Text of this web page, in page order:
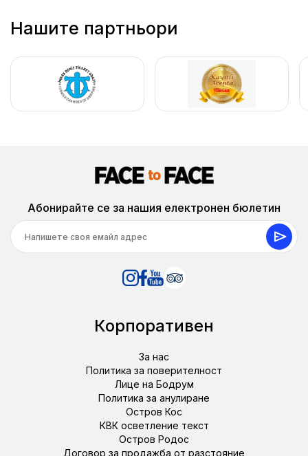
Нашите партньори
Абонирайте се за нашия електронен бюлетин
Корпоративен
За нас
Политика за поверителност
Лице на Бодрум
Политика за анулиране
Остров Кос
КВК осветление текст
Остров Родос
Договор за продажба от разстояние